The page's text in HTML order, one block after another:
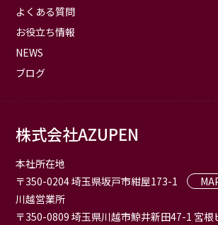
よくある質問
お役立ち情報
NEWS
ブログ
株式会社AZUPEN
本社所在地
〒350-0204 埼玉県坂戸市紺屋173-1
川越営業所
〒350-0809 埼玉県川越市鯨井新田47-1 宮根